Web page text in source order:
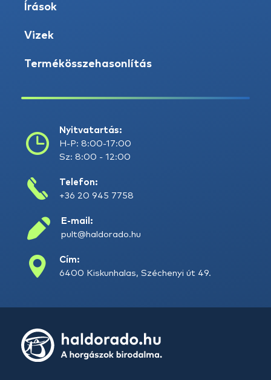
Írások
Vizek
Termékösszehasonlítás
Nyitvatartás:
H-P: 8:00-17:00
Sz: 8:00 - 12:00
Telefon:
+36 20 945 7758
E-mail:
pult@haldorado.hu
Cím:
6400 Kiskunhalas, Széchenyi út 49.